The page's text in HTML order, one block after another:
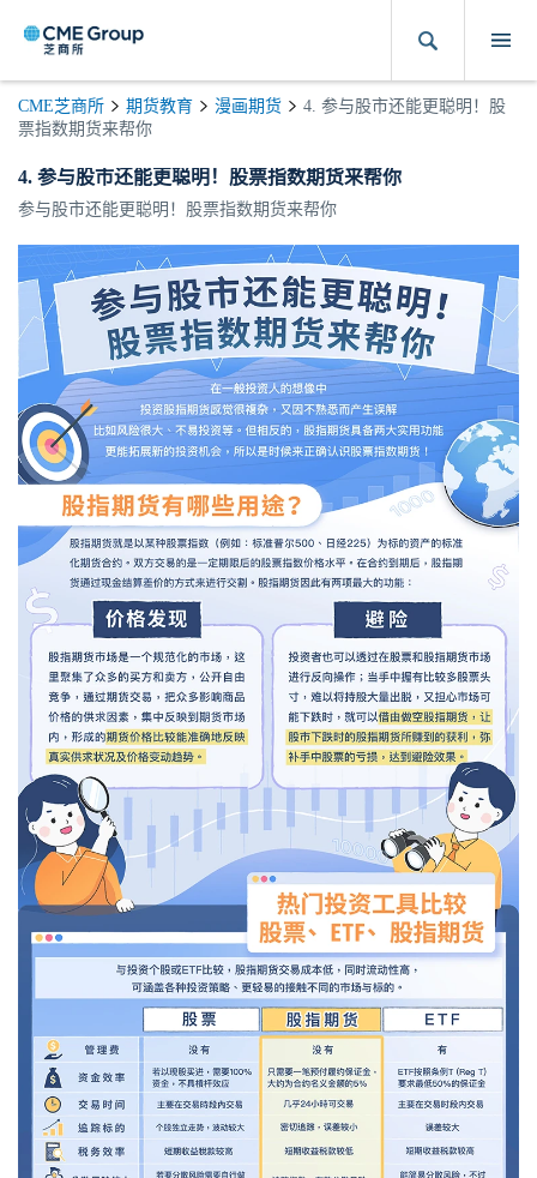
CME芝商所 期货教育 漫画期货
4. 参与股市还能更聪明！股
票指数期货来帮你
4. 参与股市还能更聪明！股票指数期货来帮你
参与股市还能更聪明！股票指数期货来帮你